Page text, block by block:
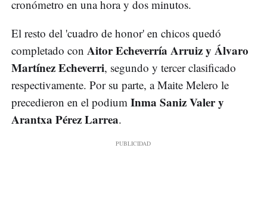
cronómetro en una hora y dos minutos.
El resto del 'cuadro de honor' en chicos quedó
completado con Aitor Echeverría Arruiz y Álvaro
Martínez Echeverri, segundo y tercer clasificado
respectivamente. Por su parte, a Maite Melero le
precedieron en el podium Inma Saniz Valer y
Arantxa Pérez Larrea.